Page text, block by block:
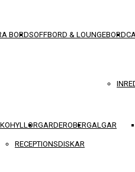
BORDSOFFBORD & LOUNGEBORD
GARDEROBERGALGAR
RECEPTIONSDISKAR